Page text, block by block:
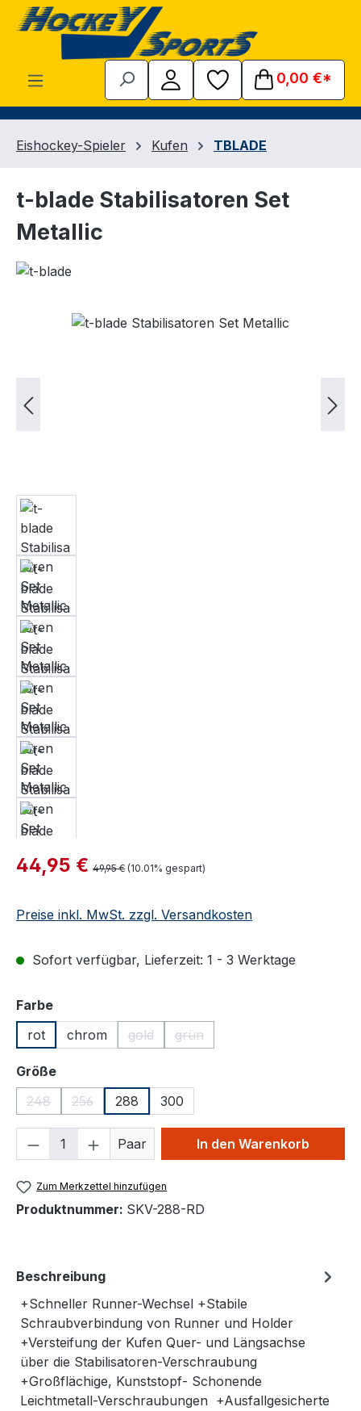
Zum Hauptinhalt springen
0,00 €*
Eishockey-Spieler Kufen TBLADE
t-blade Stabilisatoren Set
Metallic
Bildergalerie überspringen
Verkaufspreis:
44,95 € Regulärer Preis:
49,95 € (10.01% gespart)
Preise inkl. MwSt. zzgl. Versandkosten
Sofort verfügbar, Lieferzeit: 1 - 3 Werktage
Farbeauswählen
rot
chrom gold
(Diese Option ist zurzeit nicht verfügbar.)
grün
(Diese Option ist zurzeit nicht
Größeauswählen
248
(Diese Option ist zurzeit nicht verfügbar.)
256
(Diese Option ist zurzeit nicht verfügbar.)
288 300
Produkt Anzahl: Gib den
Paar In den Warenkorb
Zum Merkzettel hinzufügen
Produktnummer: SKV-288-RD
Beschreibung
+Schneller Runner-Wechsel +Stabile
Schraubverbindung von Runner und Holder
+Versteifung der Kufen Quer- und Längsachse
über die Stabilisatoren-Verschraubung
+Großflächige, Kunststopf- Schonende
Leichtmetall-Verschraubungen +Ausfallgesicherte